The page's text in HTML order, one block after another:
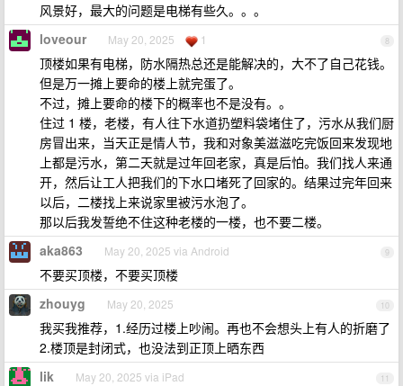
风景好，最大的问题是电梯有些久。。。
8
loveour May 20, 2025 1
顶楼如果有电梯，防水隔热总还是能解决的，大不了自己花钱。
但是万一摊上要命的楼上就完蛋了。
不过，摊上要命的楼下的概率也不是没有。。
住过 1 楼，老楼，有人往下水道扔塑料袋堵住了，污水从我们厨
房冒出来，当天正是情人节，我和对象美滋滋吃完饭回来发现地
上都是污水，第二天就是过年回老家，真是后怕。我们找人来通
开，然后让工人把我们的下水口堵死了回家的。结果过完年回来
以后，二楼找上来说家里被污水泡了。
那以后我发誓绝不住这种老楼的一楼，也不要二楼。
9
aka863 May 20, 2025 via Android
不要买顶楼，不要买顶楼
10
zhouyg May 20, 2025
我买我推荐，1.经历过楼上吵闹。再也不会想头上有人的折磨了
2.楼顶是封闭式，也没法到正顶上晒东西
11
lik May 20, 2025 via iPad